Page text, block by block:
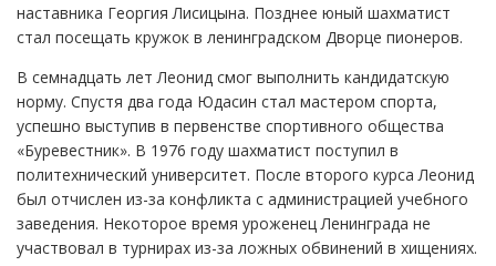
наставника Георгия Лисицына. Позднее юный шахматист
стал посещать кружок в ленинградском Дворце пионеров.
В семнадцать лет Леонид смог выполнить кандидатскую
норму. Спустя два года Юдасин стал мастером спорта,
успешно выступив в первенстве спортивного общества
«Буревестник». В 1976 году шахматист поступил в
политехнический университет. После второго курса Леонид
был отчислен из-за конфликта с администрацией учебного
заведения. Некоторое время уроженец Ленинграда не
участвовал в турнирах из-за ложных обвинений в хищениях.